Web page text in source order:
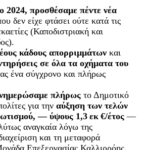
2024, προσθέσαμε πέντε νέα
δεν είχε φτάσει ούτε κατά τις
(Καποδιστριακή και
κάδους απορριμμάτων και
σε όλα τα οχήματα του
ένα σύγχρονο και πλήρως
πλήρως το Δημοτικό
για την αύξηση των τελών
— ύψους 1,3 εκ €/έτος —
αναγκαία λόγω της
και τη μεταφορά
Επεξεργασίας Καλλιρρόης.